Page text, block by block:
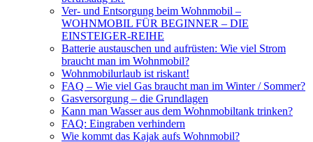
Ver- und Entsorgung beim Wohnmobil –
WOHNMOBIL FÜR BEGINNER – DIE
EINSTEIGER-REIHE
Batterie austauschen und aufrüsten: Wie viel Strom
braucht man im Wohnmobil?
Wohnmobilurlaub ist riskant!
FAQ – Wie viel Gas braucht man im Winter / Sommer?
Gasversorgung – die Grundlagen
Kann man Wasser aus dem Wohnmobiltank trinken?
FAQ: Eingraben verhindern
Wie kommt das Kajak aufs Wohnmobil?